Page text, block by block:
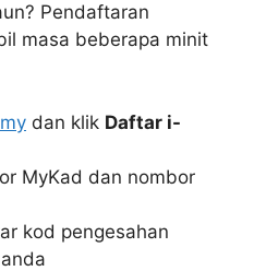
Pendaftaran
masa beberapa minit
dan klik Daftar i-
MyKad dan nombor
kod pengesahan